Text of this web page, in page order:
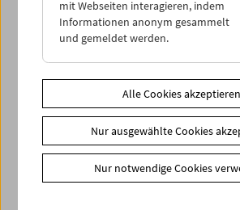
News
News Archiv
Fotos unserer Gäste
Gästebuch
mit Webseiten interagieren, indem
Informationen anonym gesammelt
und gemeldet werden.
Alle Cookies akzeptieren
Nur ausgewählte Cookies
Nur notwendige Cookies